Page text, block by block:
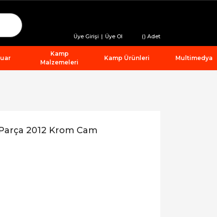
Üye Girişi | Üye Ol () Adet
Kamp
Malzemeleri
Kamp Ürünleri Multimedya
2012 Krom Cam